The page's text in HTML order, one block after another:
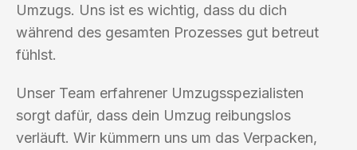
Umzugs. Uns ist es wichtig, dass du dich
während des gesamten Prozesses gut betreut
fühlst.
Unser Team erfahrener Umzugsspezialisten
sorgt dafür, dass dein Umzug reibungslos
verläuft. Wir kümmern uns um das Verpacken,